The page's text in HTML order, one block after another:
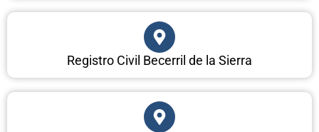
Registro Civil Becerril de la Sierra